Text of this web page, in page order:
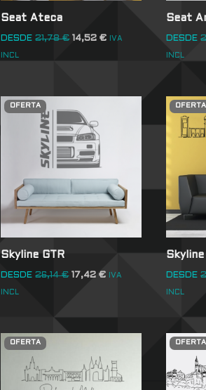
Seat Ateca
DESDE 21,78€ 14,52€ IVA
INCL
Seat
DESDE
INCL
OFERTA
Skyline GTR
DESDE 26,14€ 17,42€ IVA
INCL
OFERTA
Skyline
DESDE
INCL
OFERTA OFERTA